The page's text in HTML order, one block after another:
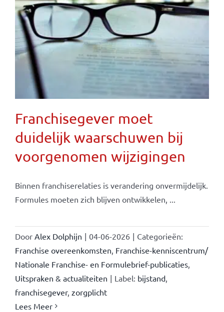
Franchisegever moet
duidelijk waarschuwen bij
voorgenomen wijzigingen
Binnen franchiserelaties is verandering onvermijdelijk.
Formules moeten zich blijven ontwikkelen, ...
Door Alex Dolphijn | 04-06-2026 | Categorieën:
Franchise overeenkomsten, Franchise-kenniscentrum/
Nationale Franchise- en Formulebrief-publicaties,
Uitspraken & actualiteiten | Label: bijstand,
franchisegever, zorgplicht
Lees Meer